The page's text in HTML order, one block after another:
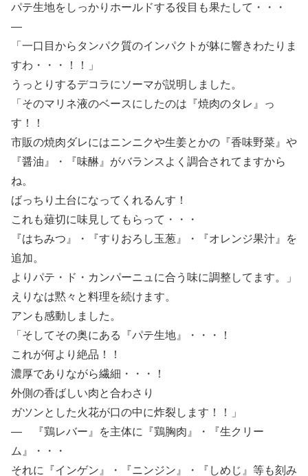
パテ生地をしっかりホールドする役目も果たして・・・
―
「一口目からタンパク質のインパクトが躰に響きわたりま
すわ・・・！！」
うっとりするデコラにソーマが説明しました。
「そのマリネ液のベースにしたのは『焼肉のタレ』っ
す！！
市販の焼肉ダレにはニンニクや生姜とかの『香味野菜』や
『醤油』・『味醂』がバランスよく調合されてますから
ね。
ばっちり土台になってくれるんす！
これも薙切に味見してもらって・・・
『はちみつ』・『すりおろし玉葱』・『オレンジ果汁』を
追加。
よりパテ・ド・カンパーニュに合う味に調整してます。」
えりなは黙々と料理を続けます。
アンも感動しました。
「そしてその奥にある『パテ生地』・・・！
これが何より絶品！！
濃厚でありながら繊細・・・！
外側の香ばしい肉と合わさり
ガツンとした火花が口の中に炸裂します！！」
― 『鶏レバー』を主体に『鶏胸肉』・『生クリー
ム』・・・
それに『インゲン』・『ニンジン』・『しめじ』等も刻み